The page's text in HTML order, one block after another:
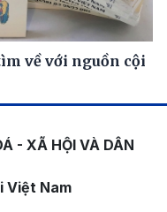
về với nguồn cội
- XÃ HỘI VÀ DÂN
Việt Nam